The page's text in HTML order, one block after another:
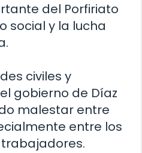
del Porfiriato
social y la lucha
civiles y
gobierno de Díaz
malestar entre
entre los